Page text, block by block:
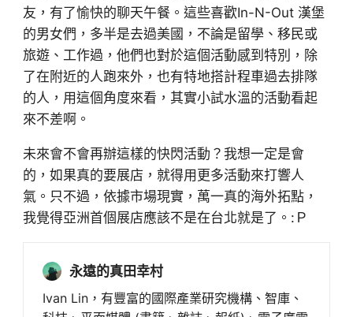
友，有了愉快的聊天午餐。這些喜歡In-N-Out 漢堡
的男女們，多半是去過美國，不論是留學、移民或
旅遊、工作過，他們也對於這個活動感到特別，除
了在附近的人跑來外，也有特地搭計程車過去排隊
的人，用這個角度來看，其實小試水溫的活動看起
來不差啊。
未來會不會再辦這樣的快閃活動？我想一定是會
的，如果真的要展店，就得用更多活動來打響人
氣。只不過，依據市場現實，萬一真的海外拓點，
我覺得亞洲首個展店應該不是在台北就是了。:Ｐ
永遠的真田幸村
Ivan Lin，有豐富的國際產業研究機構、智庫、